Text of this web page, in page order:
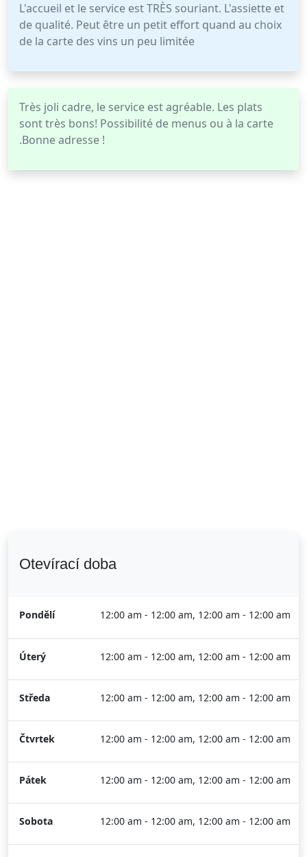
L'accueil et le service est TRÈS souriant. L'assiette et
de qualité. Peut être un petit effort quand au choix
de la carte des vins un peu limitée
Très joli cadre, le service est agréable. Les plats
sont très bons! Possibilité de menus ou à la carte
.Bonne adresse !
Otevírací doba
Pondělí 12:00 am - 12:00 am, 12:00 am - 12:00 am
Úterý 12:00 am - 12:00 am, 12:00 am - 12:00 am
Středa 12:00 am - 12:00 am, 12:00 am - 12:00 am
Čtvrtek 12:00 am - 12:00 am, 12:00 am - 12:00 am
Pátek 12:00 am - 12:00 am, 12:00 am - 12:00 am
Sobota 12:00 am - 12:00 am, 12:00 am - 12:00 am